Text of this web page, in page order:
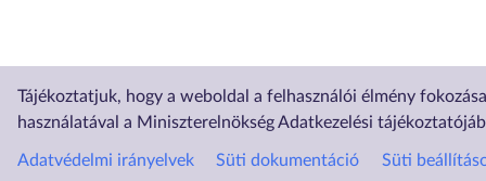
Tájékoztatjuk, hogy a weboldal a felhasználói élmény
használatával a Miniszterelnökség Adatkezelési
Adatvédelmi irányelvek Süti dokumentáció Süti